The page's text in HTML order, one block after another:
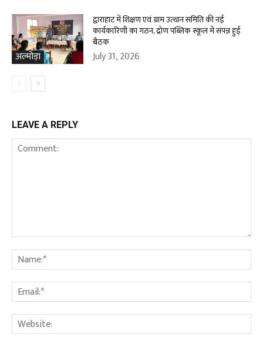
अल्मोड़ा
द्वाराहाट में शिक्षण एवं ग्राम उत्थान समिति की नई
कार्यकारिणी का गठन, द्रोण पब्लिक स्कूल में संपन्न हुई
बैठक
July 31, 2026
LEAVE A REPLY